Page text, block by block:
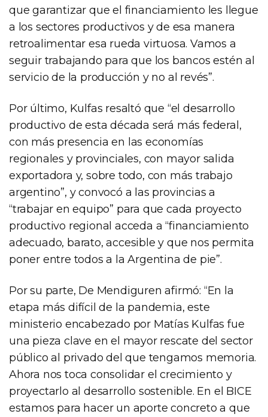
que garantizar que el financiamiento les llegue
a los sectores productivos y de esa manera
retroalimentar esa rueda virtuosa. Vamos a
seguir trabajando para que los bancos estén al
servicio de la producción y no al revés”.
Por último, Kulfas resaltó que “el desarrollo
productivo de esta década será más federal,
con más presencia en las economías
regionales y provinciales, con mayor salida
exportadora y, sobre todo, con más trabajo
argentino”, y convocó a las provincias a
“trabajar en equipo” para que cada proyecto
productivo regional acceda a “financiamiento
adecuado, barato, accesible y que nos permita
poner entre todos a la Argentina de pie”.
Por su parte, De Mendiguren afirmó: “En la
etapa más difícil de la pandemia, este
ministerio encabezado por Matías Kulfas fue
una pieza clave en el mayor rescate del sector
público al privado del que tengamos memoria.
Ahora nos toca consolidar el crecimiento y
proyectarlo al desarrollo sostenible. En el BICE
estamos para hacer un aporte concreto a que